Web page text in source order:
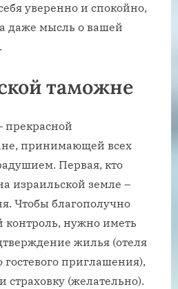
уверенно и спокойно,
даже мысль о вашей
таможне
прекрасной
принимающей всех
Первая, кто
израильской земле –
Чтобы благополучно
нужно иметь
жилья (отеля
приглашения),
страховку (желательно).